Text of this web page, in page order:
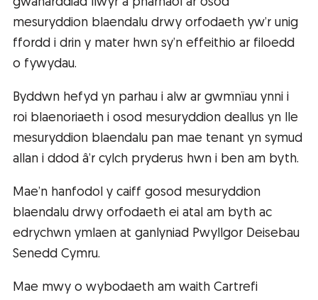
mesuryddion blaendalu drwy orfodaeth yw’r unig
ffordd i drin y mater hwn sy’n effeithio ar filoedd
o fywydau.
Byddwn hefyd yn parhau i alw ar gwmnïau ynni i
roi blaenoriaeth i osod mesuryddion deallus yn lle
mesuryddion blaendalu pan mae tenant yn symud
allan i ddod â’r cylch pryderus hwn i ben am byth.
Mae’n hanfodol y caiff gosod mesuryddion
blaendalu drwy orfodaeth ei atal am byth ac
edrychwn ymlaen at ganlyniad Pwyllgor Deisebau
Senedd Cymru.
Mae mwy o wybodaeth am waith Cartrefi